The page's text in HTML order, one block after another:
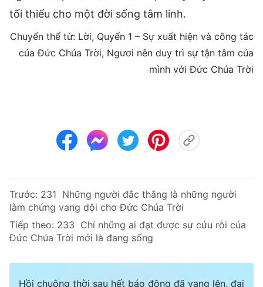
tối thiểu cho một đời sống tâm linh.
Chuyển thể từ: Lời, Quyển 1 – Sự xuất hiện và công tác
của Đức Chúa Trời, Ngươi nên duy trì sự tận tâm của
mình với Đức Chúa Trời
Trước: 231 Những người đắc thắng là những người
làm chứng vang dội cho Đức Chúa Trời
Tiếp theo: 233 Chỉ những ai đạt được sự cứu rỗi của
Đức Chúa Trời mới là đang sống
Hồi chuông thời sau hết báo động đã vang lên, đại